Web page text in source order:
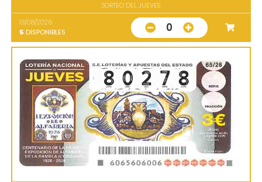
SORTEO DEL JUEVES
13/08/2026
5 DISPONIBLES 0